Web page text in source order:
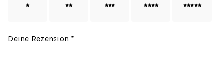
1 von
2 von
3 von
4 von
5 von
Deine Rezension *